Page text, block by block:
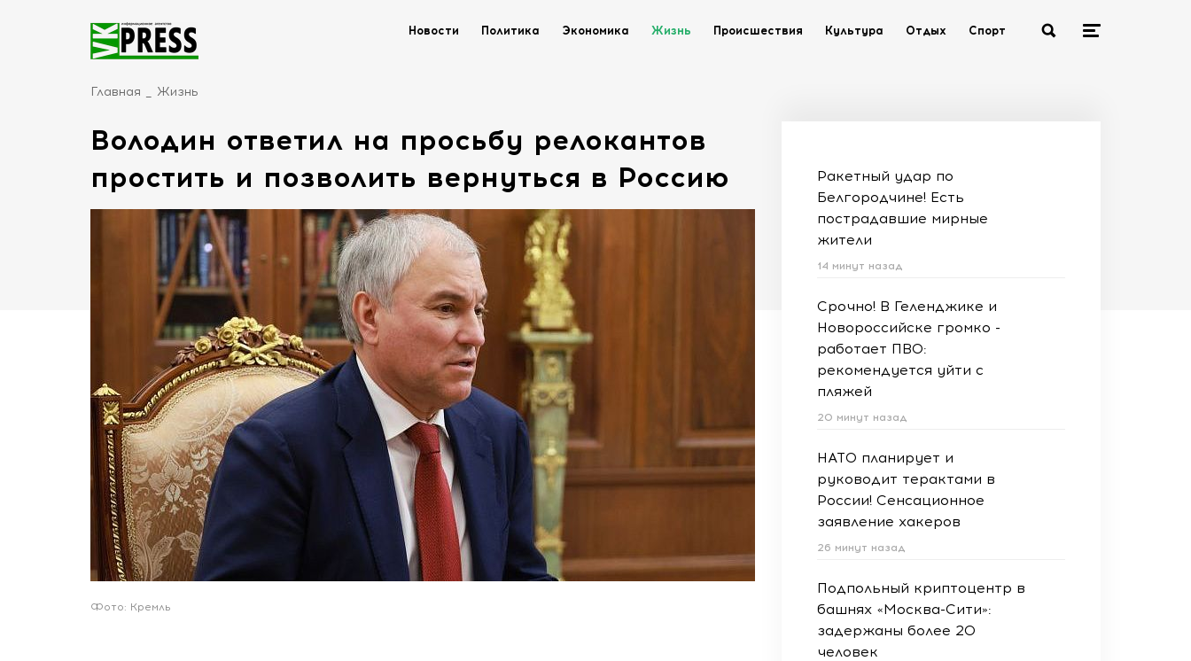
Новости Политика Экономика Жизнь Происшествия Культура Отдых Спорт
Главная Жизнь
Володин ответил на просьбу релокантов
простить и позволить вернуться в Россию
Фото: Кремль
Ракетный удар по
Белгородчине! Есть
пострадавшие мирные
жители
14 минут назад
Срочно! В Геленджике и
Новороссийске громко -
работает ПВО:
рекомендуется уйти с
пляжей
20 минут назад
НАТО планирует и
руководит терактами в
России! Сенсационное
заявление хакеров
26 минут назад
Подпольный криптоцентр в
башнях «Москва-Сити»:
задержаны более 20
человек